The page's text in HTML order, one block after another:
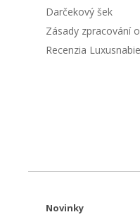
Darčekový šek
Zásady zpracování
Recenzia
Novinky